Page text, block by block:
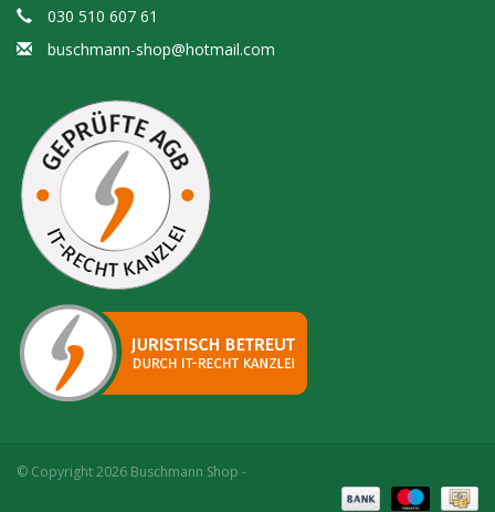
030 510 607 61
buschmann-shop@hotmail.com
© Copyright 2026 Buschmann Shop -